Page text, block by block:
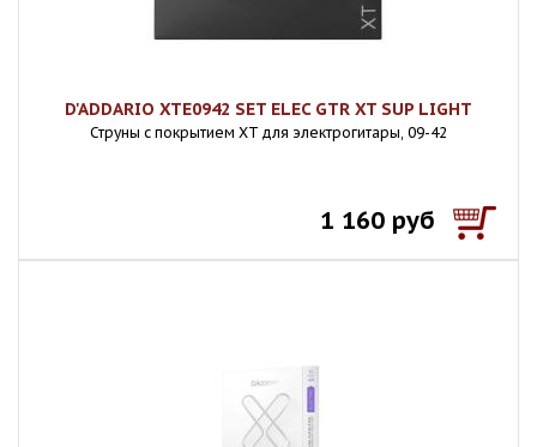
D'ADDARIO XTE0942 SET ELEC GTR XT SUP LIGHT
Струны с покрытием XT для электрогитары, 09-42
1 160 руб